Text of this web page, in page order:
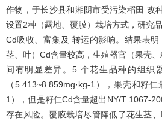
作物，于长沙县和湘阴市受污染稻田 改
设置2种（露地、覆膜）栽培方式，研究
Cd吸收、富集及 转运的影响。结果表明
茎、叶）Cd含量较高，生殖器官（果壳
间有明显差异。5 个花生品种的组织
（5.413~8.859mg·kg-1），果壳和籽
1），但是籽仁Cd含量超出NY/T 1067-
存在风险。覆膜栽培尽管降低了花生茎